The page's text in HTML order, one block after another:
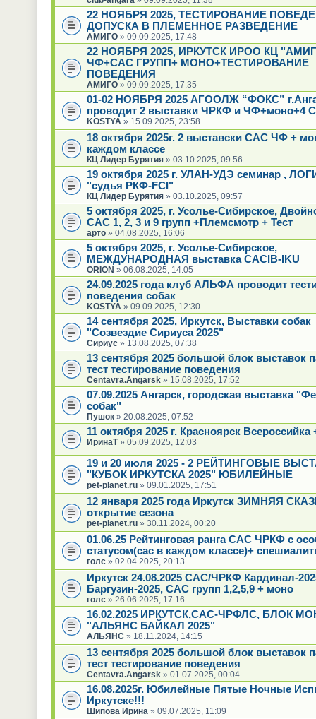
22 НОЯБРЯ 2025, ТЕСТИРОВАНИЕ
ДОПУСКА В ПЛЕМЕННОЕ РАЗВЕДЕНИЕ
АМИГО» 09.09.2025, 17:48
22 НОЯБРЯ 2025, ИРКУТСК ИРОО КЦ
ЧФ+САС ГРУПП+ МОНО+ТЕСТИРОВАНИЕ
ПОВЕДЕНИЯ
АМИГО» 09.09.2025, 17:35
01-02 НОЯБРЯ 2025 АГООЛЖ “ФОКС”
проводит 2 выставки ЧРКФ и ЧФ+моно+4
KOSTYA » 15.09.2025, 23:58
18 октября 2025г. 2 выставски САС ЧФ +
каждом классе
КЦ Лидер Бурятия» 03.10.2025, 09:56
19 октября 2025 г. УЛАН-УДЭ семинар ,
"судья РКФ-FCI"
КЦ Лидер Бурятия» 03.10.2025, 09:57
5 октября 2025, г. Усолье-Сибирское,
САС 1, 2, 3 и 9 групп +Племсмотр + Тест
арто» 04.08.2025, 16:06
5 октября 2025, г. Усолье-Сибирское,
МЕЖДУНАРОДНАЯ выставка CACIB-IKU
ORION » 06.08.2025, 14:05
24.09.2025 года клуб АЛЬФА проводит
поведения собак
KOSTYA » 09.09.2025, 12:30
14 сентября 2025, Иркутск, Выставки собак
"Созвездие Сириуса 2025"
Сириус» 13.08.2025, 07:38
13 сентября 2025 большой блок выставок
тест тестирование поведения
Centavra.Angarsk» 15.08.2025, 17:52
07.09.2025 Ангарск, городская выставка
собак"
Пушок» 20.08.2025, 07:52
11 октября 2025 г. Красноярск Всероссийка
ИринаТ» 05.09.2025, 12:03
19 и 20 июля 2025 - 2 РЕЙТИНГОВЫЕ
"КУБОК ИРКУТСКА 2025" ЮБИЛЕЙНЫЕ
pet-planet.ru» 09.01.2025, 17:51
12 января 2025 года Иркутск ЗИМНЯЯ
открытие сезона
pet-planet.ru» 30.11.2024, 00:20
01.06.25 Рейтинговая ранга САС ЧРКФ с
статусом(сас в каждом классе)+
голс» 02.04.2025, 20:13
Иркутск 24.08.2025 САС/ЧРКФ Кардинал-
Баргузин-2025, САС групп 1,2,5,9 + моно
голс» 26.06.2025, 17:16
16.02.2025 ИРКУТСК,САС-ЧРФЛС, БЛОК
"АЛЬЯНС БАЙКАЛ 2025"
АЛЬЯНС » 18.11.2024, 14:15
13 сентября 2025 большой блок выставок
тест тестирование поведения
Centavra.Angarsk» 01.07.2025, 00:04
16.08.2025г. Юбилейные Пятые Ночные
Иркутске!!!
Шипова Ирина » 09.07.2025, 11:09